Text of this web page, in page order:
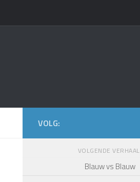
VOLG:
VOLGENDE VERHAAL
Blauw vs Blauw